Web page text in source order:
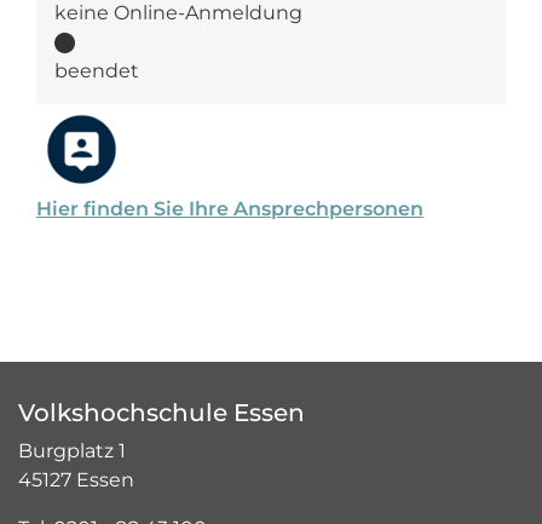
Hier finden Sie Ihre Ansprechpersonen
keine Online-Anmeldung
beendet
Volkshochschule Essen
Burgplatz 1
45127 Essen